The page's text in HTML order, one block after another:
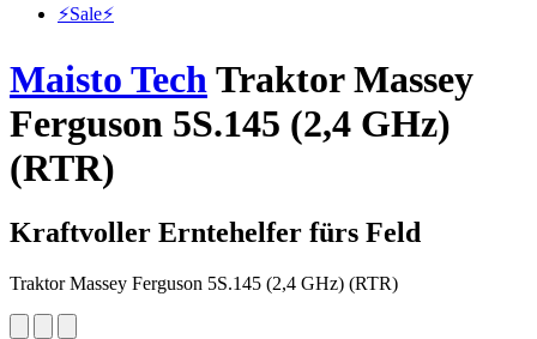
⚡️Sale⚡️
Maisto TechTraktor Massey
Ferguson 5S.145 (2,4 GHz)
(RTR)
Kraftvoller Erntehelfer fürs Feld
Traktor Massey Ferguson 5S.145 (2,4 GHz) (RTR)